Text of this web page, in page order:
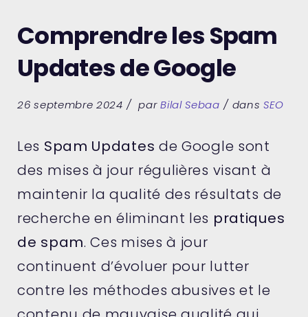
Comprendre les Spam
Updates de Google
26 septembre 2024 parBilal Sebaa dansSEO
Les Spam Updates de Google sont
des mises à jour régulières visant à
maintenir la qualité des résultats de
recherche en éliminant les pratiques
de spam. Ces mises à jour
continuent d’évoluer pour lutter
contre les méthodes abusives et le